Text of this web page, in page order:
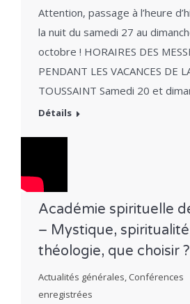
Attention, passage à l’heure
la nuit du samedi 27 au
octobre ! HORAIRES DES
PENDANT LES VACANCES DE
TOUSSAINT Samedi 20 et
Détails
Académie spirituelle
– Mystique,
théologie, que choisir ?
Actualités générales, Conférences
enregistrées